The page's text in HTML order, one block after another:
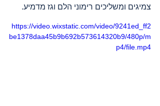
צמיגים ומשליכים רימוני הלם וגז מדמיע.
https://video.wixstatic.com/video/9241ed_ff2
be1378daa45b9b692b573614320b9/480p/m
p4/file.mp4